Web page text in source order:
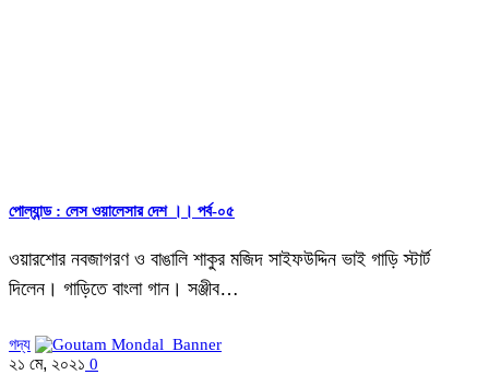
পোল্যান্ড : লেস ওয়ালেসার দেশ ।। পর্ব-০৫
ওয়ারশোর নবজাগরণ ও বাঙালি শাকুর মজিদ সাইফউদ্দিন ভাই গাড়ি স্টার্ট
দিলেন। গাড়িতে বাংলা গান। সঞ্জীব…
গদ্য
২১ মে, ২০২১ 0